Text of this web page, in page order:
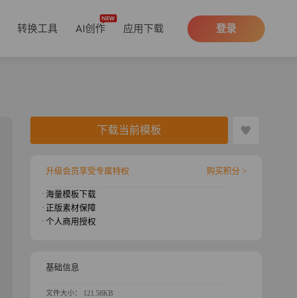
转换工具 AI创作 应用下载 登录
下载当前模板
升级会员享受专属特权 购买积分 >
· 海量模板下载
· 正版素材保障
· 个人商用授权
基础信息
文件大小： 121.58KB